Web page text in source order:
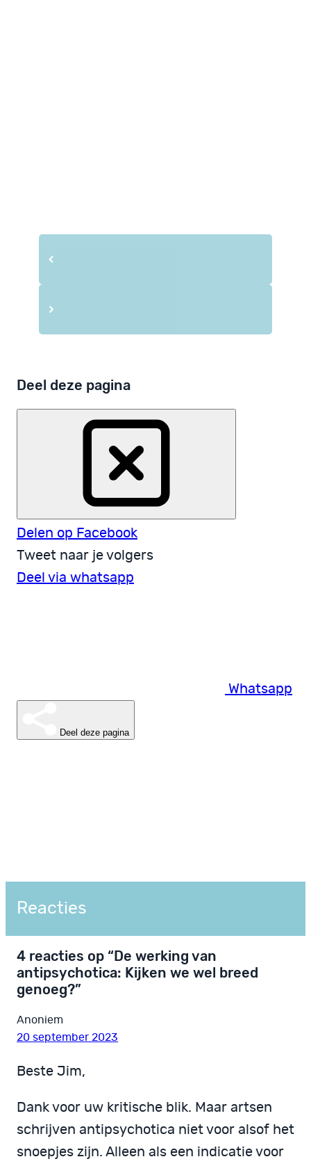
Deel deze pagina
Delen op Facebook
Tweet naar je volgers
Deel via whatsapp
Whatsapp
Deel deze pagina
Reacties
4 reacties op “De werking van
antipsychotica: Kijken we wel breed
genoeg?”
Anoniem
20 september 2023
Beste Jim,
Dank voor uw kritische blik. Maar artsen
schrijven antipsychotica niet voor alsof het
snoepjes zijn. Alleen als een indicatie voor